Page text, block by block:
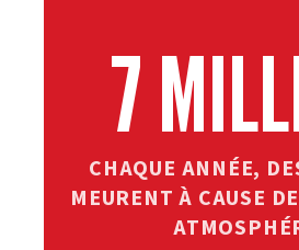
7
CHAQUE ANNÉE,
MEURENT À CAUSE